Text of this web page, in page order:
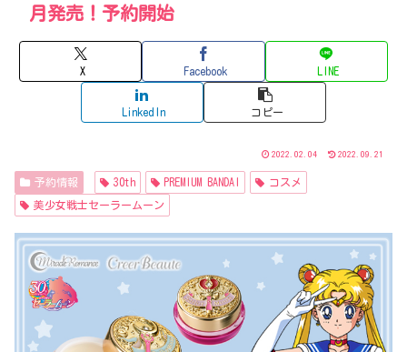
月発売！予約開始
X Facebook LINE
LinkedIn コピー
2022.02.04 2022.09.21
予約情報 30th PREMIUM BANDAI コスメ
美少女戦士セーラームーン